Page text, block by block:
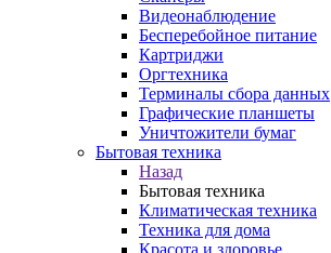
Видеонаблюдение
Бесперебойное питание
Картриджи
Оргтехника
Терминалы сбора данных
Графические планшеты
Уничтожители бумаг
Бытовая техника
Назад
Бытовая техника
Климатическая техника
Техника для дома
Красота и здоровье